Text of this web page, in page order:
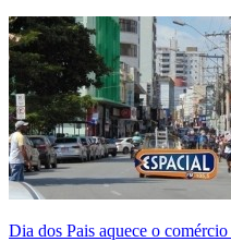
Dia dos Pais aquece o